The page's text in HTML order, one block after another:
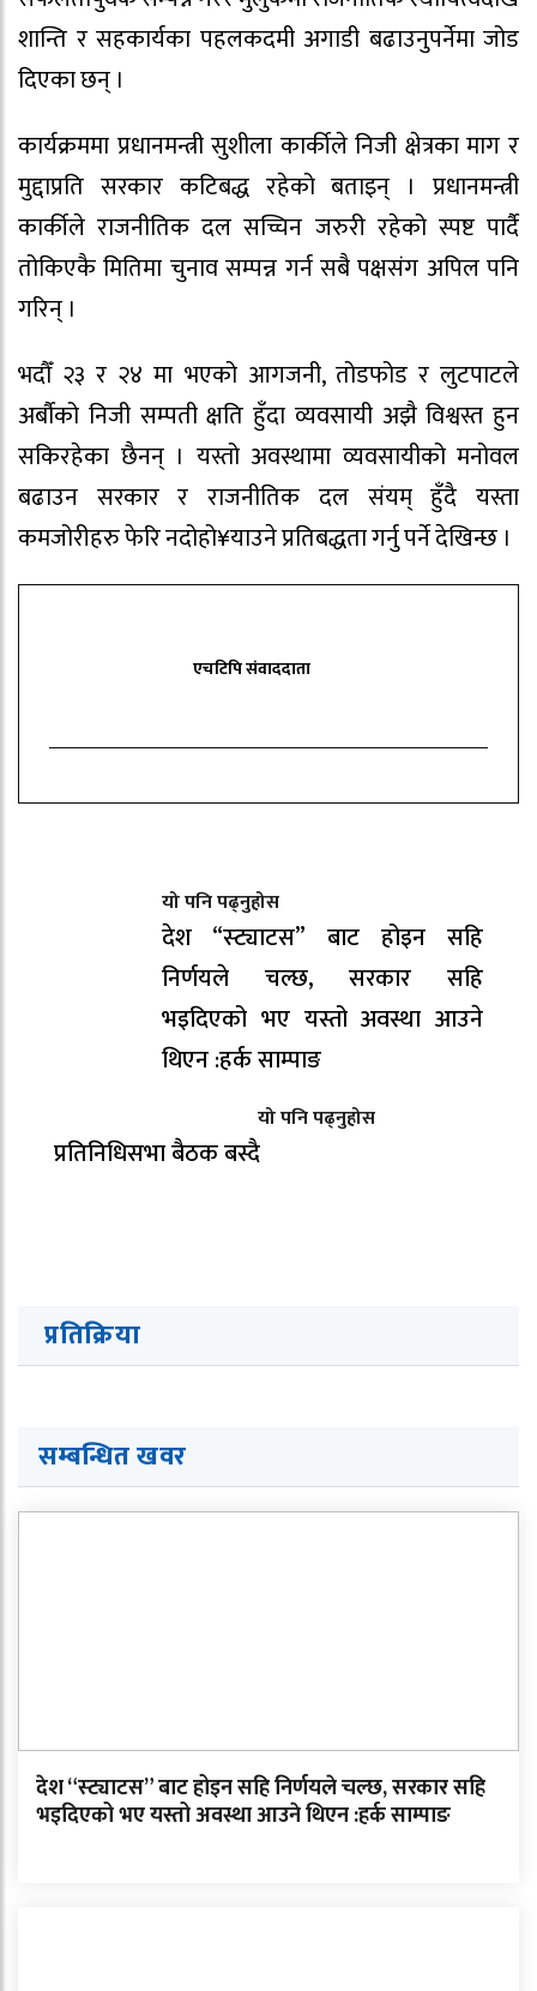
शान्ति र सहकार्यका पहलकदमी अगाडी बढाउनुपर्नेमा जोड
दिएका छन् ।
कार्यक्रममा प्रधानमन्त्री सुशीला कार्कीले निजी क्षेत्रका माग र
मुद्दाप्रति सरकार कटिबद्ध रहेको बताइन् । प्रधानमन्त्री
कार्कीले राजनीतिक दल सच्चिन जरुरी रहेको स्पष्ट पार्दै
तोकिएकै मितिमा चुनाव सम्पन्न गर्न सबै पक्षसंग अपिल पनि
गरिन् ।
भदौँ २३ र २४ मा भएको आगजनी, तोडफोड र लुटपाटले
अर्बाैको निजी सम्पती क्षति हुँदा व्यवसायी अझै विश्वस्त हुन
सकिरहेका छैनन् । यस्तो अवस्थामा व्यवसायीको मनोवल
बढाउन सरकार र राजनीतिक दल संयम् हुँदै यस्ता
कमजोरीहरु फेरि नदोहो¥याउने प्रतिबद्धता गर्नु पर्ने देखिन्छ ।
एचटिपि संवाददाता
यो पनि पढ्नुहोस
देश “स्ट्याटस” बाट होइन सहि
निर्णयले चल्छ, सरकार सहि
भइदिएको भए यस्तो अवस्था आउने
थिएन :हर्क साम्पाङ
यो पनि पढ्नुहोस
प्रतिनिधिसभा बैठक बस्दै
प्रतिक्रिया
सम्बन्धित खवर
देश “स्ट्याटस” बाट होइन सहि निर्णयले चल्छ, सरकार सहि
भइदिएको भए यस्तो अवस्था आउने थिएन :हर्क साम्पाङ